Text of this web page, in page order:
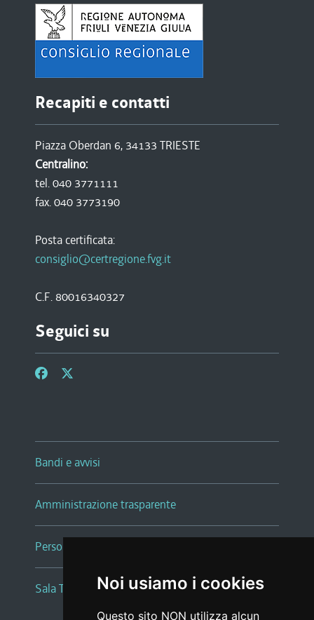
Noi usiamo i cookies
Questo sito NON utilizza alcun
Recapiti e contatti
Piazza Oberdan 6, 34133 TRIESTE
Centralino:
tel. 040 3771111
fax. 040 3773190
Posta certificata:
consiglio@certregione.fvg.it
C.F. 80016340327
Seguici su
Bandi e avvisi
Amministrazione trasparente
Persone e Uffici
Sala Tiziano Tessitori